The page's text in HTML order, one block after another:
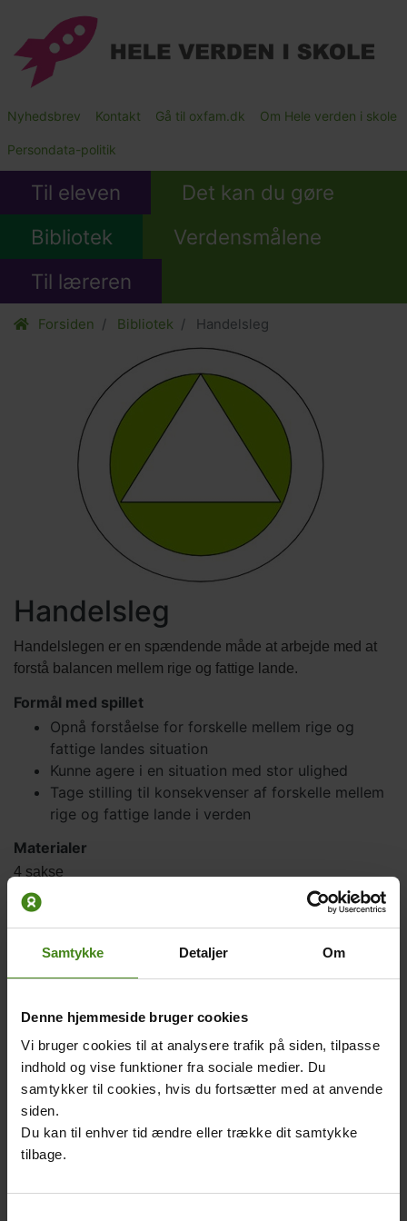
Samtykke Detaljer Om
Denne hjemmeside bruger cookies
Vi bruger cookies til at analysere trafik på siden, tilpasse
indhold og vise funktioner fra sociale medier. Du
samtykker til cookies, hvis du fortsætter med at anvende
siden.
Du kan til enhver tid ændre eller trække dit samtykke
tilbage.
hovedindhold
Main
Submenu
Nyhedsbrev Kontakt Gå til oxfam.dk Om Hele verden i skole
Persondata-politik
Til eleven
Det kan du gøre
Bibliotek
Verdensmålene
Til læreren
Forsiden Bibliotek Handelsleg
Handelsleg
Handelslegen er en spændende måde at arbejde med at
forstå balancen mellem rige og fattige lande.
Formål med spillet
Opnå forståelse for forskelle mellem rige og
fattige landes situation
Kunne agere i en situation med stor ulighed
Tage stilling til konsekvenser af forskelle mellem
rige og fattige lande i verden
Materialer
4 sakse
4 linealer
2 vinkler
2 limstifter
9 blyanter
3 ark farvet A4 papir
45 100 kr sedler (af papir!)
5 armbind i forskellige farver
Et lokale med 5 borde og plads til trafik mellem bordene
Evt. en stor planche med papirsymbolerne.
Beskrivelse
udviklingslande (udviklingslandende må gerne være lidt